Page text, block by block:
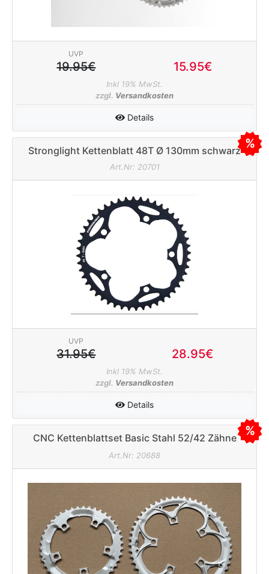
UVP
19.95€ 15.95€
Inkl 19% MwSt.
zzgl. Versandkosten
Details
Stronglight Kettenblatt 48T Ø 130mm schwarz
Art.Nr: 20701
UVP
31.95€ 28.95€
Inkl 19% MwSt.
zzgl. Versandkosten
Details
CNC Kettenblattset Basic Stahl 52/42 Zähne
Art.Nr: 20688